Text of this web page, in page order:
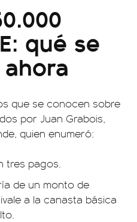
qué se
que se conocen sobre
por Juan Grabois,
quien enumeró:
tres pagos.
de un monto de
a la canasta básica